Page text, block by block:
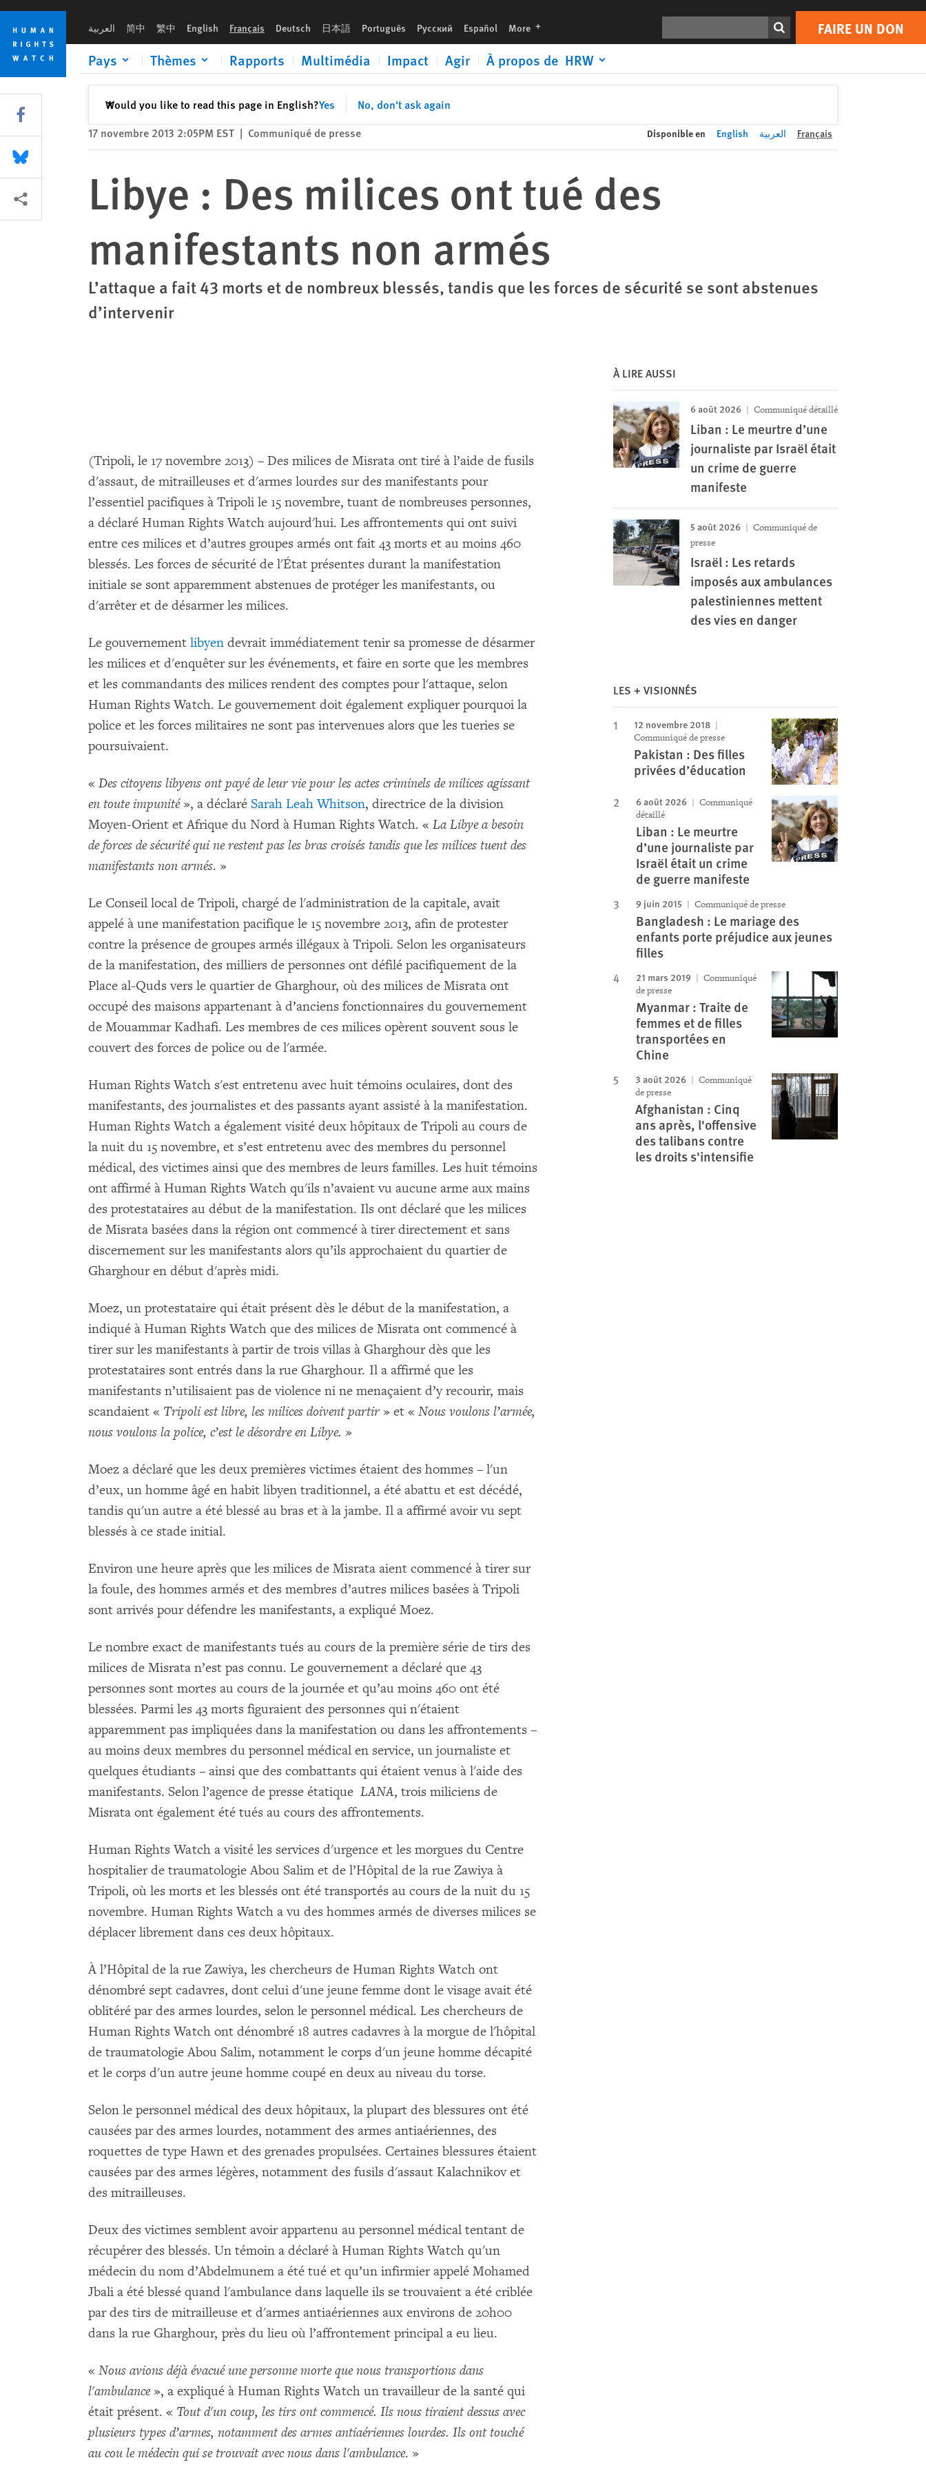
Skip
cookie
privacy
notice
Skip
main
content
العربية 简中 繁中 English Français Deutsch 日本語 Português Русский Español More languages FAIRE UN DON
Pays Thèmes Rapports Multimédia Impact Agir À propos de HRW
Would you like to read this page in English?Yes No, don't ask again
✕Fermer
Print FAIRE UN DON
17 novembre 2013 2:05PM EST | Communiqué de presse Disponible en English العربية Français
Libye : Des milices ont tué des
manifestants non armés
L’attaque a fait 43 morts et de nombreux blessés, tandis que les forces de sécurité se sont abstenues
d’intervenir
(Tripoli, le 17 novembre 2013) – Des milices de Misrata ont tiré à l’aide de fusils
d'assaut, de mitrailleuses et d'armes lourdes sur des manifestants pour
l’essentiel pacifiques à Tripoli le 15 novembre, tuant de nombreuses personnes,
a déclaré Human Rights Watch aujourd'hui. Les affrontements qui ont suivi
entre ces milices et d’autres groupes armés ont fait 43 morts et au moins 460
blessés. Les forces de sécurité de l'État présentes durant la manifestation
initiale se sont apparemment abstenues de protéger les manifestants, ou
d'arrêter et de désarmer les milices.
Le gouvernement libyen devrait immédiatement tenir sa promesse de désarmer
les milices et d'enquêter sur les événements, et faire en sorte que les membres
et les commandants des milices rendent des comptes pour l'attaque, selon
Human Rights Watch. Le gouvernement doit également expliquer pourquoi la
police et les forces militaires ne sont pas intervenues alors que les tueries se
poursuivaient.
« Des citoyens libyens ont payé de leur vie pour les actes criminels de milices agissant
en toute impunité », a déclaré Sarah Leah Whitson, directrice de la division
Moyen-Orient et Afrique du Nord à Human Rights Watch. « La Libye a besoin
de forces de sécurité qui ne restent pas les bras croisés tandis que les milices tuent des
manifestants non armés. »
Le Conseil local de Tripoli, chargé de l'administration de la capitale, avait
appelé à une manifestation pacifique le 15 novembre 2013, afin de protester
contre la présence de groupes armés illégaux à Tripoli. Selon les organisateurs
de la manifestation, des milliers de personnes ont défilé pacifiquement de la
Place al-Quds vers le quartier de Gharghour, où des milices de Misrata ont
occupé des maisons appartenant à d’anciens fonctionnaires du gouvernement
de Mouammar Kadhafi. Les membres de ces milices opèrent souvent sous le
couvert des forces de police ou de l'armée.
Human Rights Watch s'est entretenu avec huit témoins oculaires, dont des
manifestants, des journalistes et des passants ayant assisté à la manifestation.
Human Rights Watch a également visité deux hôpitaux de Tripoli au cours de
la nuit du 15 novembre, et s’est entretenu avec des membres du personnel
médical, des victimes ainsi que des membres de leurs familles. Les huit témoins
ont affirmé à Human Rights Watch qu'ils n’avaient vu aucune arme aux mains
des protestataires au début de la manifestation. Ils ont déclaré que les milices
de Misrata basées dans la région ont commencé à tirer directement et sans
discernement sur ​​les manifestants alors qu’ils approchaient du quartier de
Gharghour en début d'après midi.
Moez, un protestataire qui était présent dès le début de la manifestation, a
indiqué à Human Rights Watch que des milices de Misrata ont commencé à
tirer sur les manifestants à partir de trois villas à Gharghour dès que les
protestataires sont entrés dans la rue Gharghour. Il a affirmé que les
manifestants n’utilisaient pas de violence ni ne menaçaient d’y recourir, mais
scandaient « Tripoli est libre, les milices doivent partir» et « Nous voulons l’armée,
nous voulons la police, c’est le désordre en Libye. »
Moez a déclaré que les deux premières victimes étaient des hommes – l'un
d’eux, un homme âgé en habit libyen traditionnel, a été abattu et est décédé,
tandis qu'un autre a été blessé au bras et à la jambe. Il a affirmé avoir vu sept
blessés à ce stade initial.
Environ une heure après que les milices de Misrata aient commencé à tirer sur
la foule, des hommes armés et des membres d’autres milices basées à Tripoli
sont arrivés pour défendre les manifestants, a expliqué Moez.
Le nombre exact de manifestants tués au cours de la première série de tirs des
milices de Misrata n’est pas connu. Le gouvernement a déclaré que 43
personnes sont mortes au cours de la journée et qu’au moins 460 ont été
blessées. Parmi les 43 morts figuraient des personnes qui n'étaient
apparemment pas impliquées dans la manifestation ou dans les affrontements –
au moins deux membres du personnel médical en service, un journaliste et
quelques étudiants – ainsi que des combattants qui étaient venus à l'aide des
manifestants. Selon l’agence de presse étatique ​​ LANA, trois miliciens de
Misrata ont également été tués au cours des affrontements.
Human Rights Watch a visité les services d'urgence et les morgues du Centre
hospitalier de traumatologie Abou Salim et de l’Hôpital de la rue Zawiya à
Tripoli, où les morts et les blessés ont été transportés au cours de la nuit du 15
novembre. Human Rights Watch a vu des hommes armés de diverses milices se
déplacer librement dans ces deux hôpitaux.
À l’Hôpital de la rue Zawiya, les chercheurs de Human Rights Watch ont
dénombré sept cadavres, dont celui d'une jeune femme dont le visage avait été
oblitéré par des armes lourdes, selon le personnel médical. Les chercheurs de
Human Rights Watch ont dénombré 18 autres cadavres à la morgue de l'hôpital
de traumatologie Abou Salim, notamment le corps d'un jeune homme décapité
et le corps d'un autre jeune homme coupé en deux au niveau du torse.
Selon le personnel médical des deux hôpitaux, la plupart des blessures ont été
causées par des armes lourdes, notamment des armes antiaériennes, des
roquettes de type Hawn et des grenades propulsées. Certaines blessures étaient
causées par des armes légères, notamment des fusils d'assaut Kalachnikov et
des mitrailleuses.
Deux des victimes semblent avoir appartenu au personnel médical tentant de
récupérer des blessés. Un témoin a déclaré à Human Rights Watch qu'un
médecin du nom d’Abdelmunem a été tué et qu’un infirmier appelé Mohamed
Jbali a été blessé quand l'ambulance dans laquelle ils se trouvaient a été criblée
par des tirs de mitrailleuse et d'armes antiaériennes aux environs de 20h00
dans la rue Gharghour, près du lieu où l’affrontement principal a eu lieu.
« Nous avions déjà évacué une personne morte que nous transportions dans
l'ambulance», a expliqué à Human Rights Watch un travailleur de la santé qui
était présent. « Tout d'un coup, les tirs ont commencé. Ils nous tiraient dessus avec
plusieurs types d’armes, notamment des armes antiaériennes lourdes. Ils ont touché
au cou le médecin qui se trouvait avec nous dans l'ambulance. »
À LIRE AUSSI
6 août 2026 Communiqué détaillé
Liban : Le meurtre d’une
journaliste par Israël était
un crime de guerre
manifeste
5 août 2026
Communiqué de
presse
Israël : Les retards
imposés aux ambulances
palestiniennes mettent
des vies en danger
LES + VISIONNÉS
12 novembre 2018
Communiqué de presse
Pakistan : Des filles
privées d’éducation
6 août 2026
Communiqué
détaillé
Liban : Le meurtre
d’une journaliste par
Israël était un crime
de guerre manifeste
9 juin 2015 Communiqué de presse
Bangladesh : Le mariage des
enfants porte préjudice aux jeunes
filles
21 mars 2019
Communiqué
de presse
Myanmar : Traite de
femmes et de filles
transportées en
Chine
3 août 2026
Communiqué
de presse
Afghanistan : Cinq
ans après, l'offensive
des talibans contre
les droits s'intensifie
Share this via Facebook
Share this via Bluesky
Share this via Partagez